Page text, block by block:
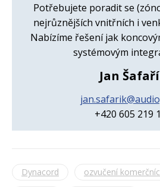
Potřebujete poradit se
nejrůznějších vnitřních i
Nabízíme řešení jak
systémovým
Jan
+420 605 219
Dynacord
ozvučení